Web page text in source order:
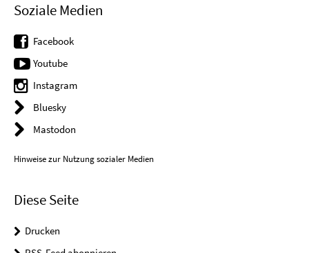
Soziale Medien
Facebook
Youtube
Instagram
Bluesky
Mastodon
Hinweise zur Nutzung sozialer Medien
Diese Seite
Drucken